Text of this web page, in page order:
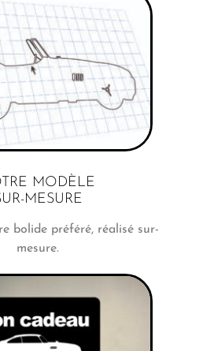
MODÈLE
MESURE
bolide préféré, réalisé sur-
mesure.